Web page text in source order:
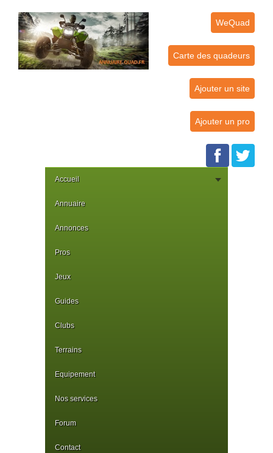
WeQuad
Carte des quadeurs
Ajouter un site
Ajouter un pro
Accueil
Annuaire
Annonces
Pros
Jeux
Guides
Clubs
Terrains
Equipement
Nos services
Forum
Contact